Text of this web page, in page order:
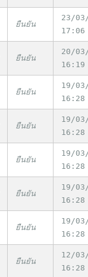
ยืนยัน
23/
17:06
ยืนยัน
20/
16:19
ยืนยัน
19/
16:28
ยืนยัน
19/
16:28
ยืนยัน
19/
16:28
ยืนยัน
19/
16:28
ยืนยัน
19/
16:28
ยืนยัน
12/
16:28